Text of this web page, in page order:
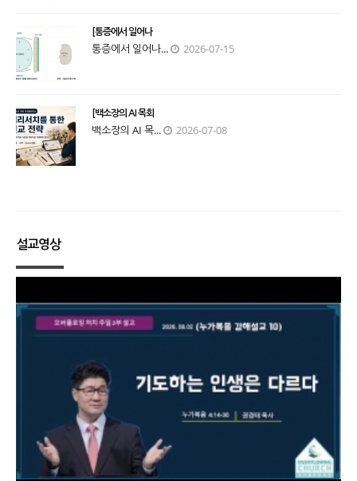
[통증에서 일어나
통증에서 일어나... 2026-07-15
[백소장의 AI 목회
백소장의 AI 목... 2026-07-08
설교영상